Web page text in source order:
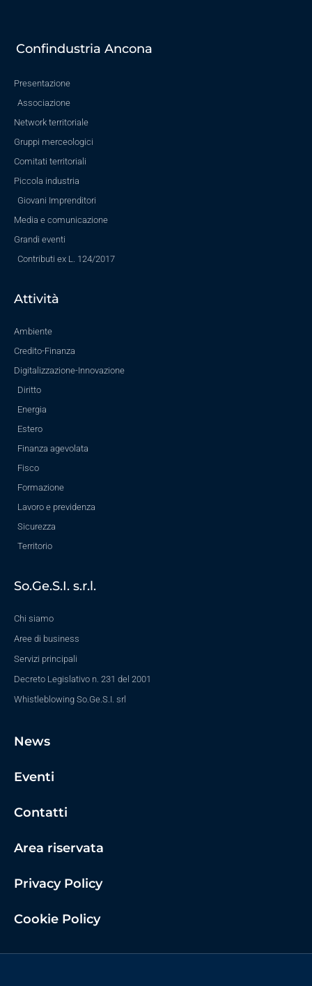
Confindustria Ancona
Presentazione
Associazione
Network territoriale
Gruppi merceologici
Comitati territoriali
Piccola industria
Giovani Imprenditori
Media e comunicazione
Grandi eventi
Contributi ex L. 124/2017
Attività
Ambiente
Credito-Finanza
Digitalizzazione-Innovazione
Diritto
Energia
Estero
Finanza agevolata
Fisco
Formazione
Lavoro e previdenza
Sicurezza
Territorio
So.Ge.S.I. s.r.l.
Chi siamo
Aree di business
Servizi principali
Decreto Legislativo n. 231 del 2001
Whistleblowing So.Ge.S.I. srl
News
Eventi
Contatti
Area riservata
Privacy Policy
Cookie Policy